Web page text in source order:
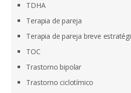
TDHA
Terapia de pareja
Terapia de pareja breve
TOC
Trastorno bipolar
Trastorno ciclotímico